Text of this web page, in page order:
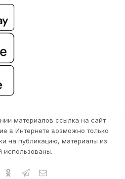
материалов ссылка на сайт
в Интернете возможно только
на публикацию, материалы из
использованы.